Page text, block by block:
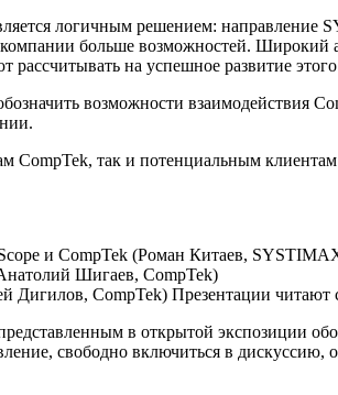
логичным решением: направление
компании больше возможностей.
рассчитывать на успешное развитие
возможности взаимодействия
CompTek, так и потенциальным
и CompTek (Роман Китаев,
Шигаев, CompTek)
Дигилов, CompTek) Презентации
в открытой экспозиции
свободно включиться в